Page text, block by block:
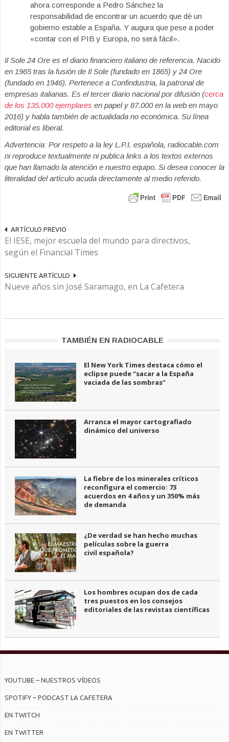
ahora corresponde a Pedro Sánchez la
responsabilidad de encontrar un acuerdo que dé un
gobierno estable a España. Y augura que pese a poder
«contar con el PIB y Europa, no será fácil».
Il Sole 24 Ore es el diario financiero italiano de referencia. Nacido
en 1965 tras la fusión de Il Sole (fundado en 1865) y 24 Ore
(fundado en 1946). Pertenece a Confindustria, la patronal de
empresas italianas. Es el tercer diario nacional por difusión (cerca
de los 135.000 ejemplares en papel y 87.000 en la web en mayo
2016) y habla también de actualidada no económica. Su línea
editorial es liberal.
Advertencia: Por respeto a la ley L.P.I. española, radiocable.com
ni reproduce textualmente ni publica links a los textos externos
que han llamado la atención e nuestro equipo. Si desea conocer la
literalidad del artículo acuda directamente al medio referido.
ARTÍCULO PREVIO
El IESE, mejor escuela del mundo para directivos,
según el Financial Times
SIGUIENTE ARTÍCULO
Nueve años sin José Saramago, en La Cafetera
TAMBIÉN EN RADIOCABLE
El New York Times destaca cómo el
eclipse puede “sacar a la España
vaciada de las sombras”
Arranca el mayor cartografiado
dinámico del universo
La fiebre de los minerales críticos
reconfigura el comercio: 73
acuerdos en 4 años y un 350% más
de demanda
¿De verdad se han hecho muchas
películas sobre la guerra
civil española?
Los hombres ocupan dos de cada
tres puestos en los consejos
editoriales de las revistas científicas
YOUTUBE – NUESTROS VÍDEOS
SPOTIFY – PODCAST LA CAFETERA
EN TWITCH
EN TWITTER